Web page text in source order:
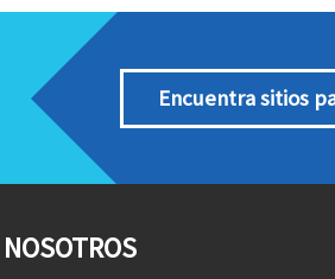
Encuentra sitios